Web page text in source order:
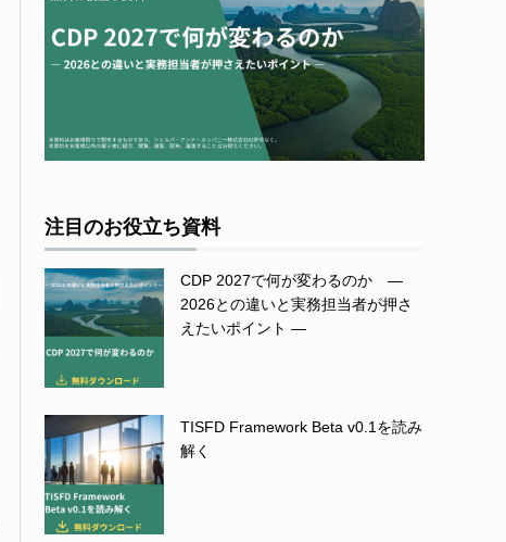
注目のお役立ち資料
CDP 2027で何が変わるのか ―
2026との違いと実務担当者が押さ
えたいポイント ―
TISFD Framework Beta v0.1を読み
解く